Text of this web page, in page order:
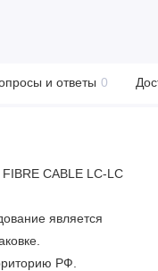
и ответы 0
CABLE LC-LC
является
РФ.